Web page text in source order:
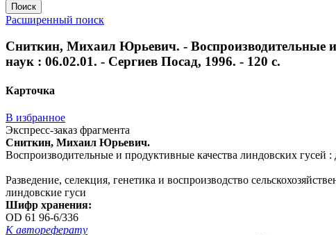
Поиск
Расширенный поиск
Сниткин, Михаил Юрьевич. - Воспроизводительные и
наук : 06.02.01. - Сергиев Посад, 1996. - 120 с.
Карточка
В избранное
Экспресс-заказ фрагмента
Сниткин, Михаил Юрьевич.
Воспроизводительные и продуктивные качества линдовских гусей
Разведение, селекция, генетика и воспроизводство
линдовские гуси
Шифр хранения:
OD 61 96-6/336
К автореферату